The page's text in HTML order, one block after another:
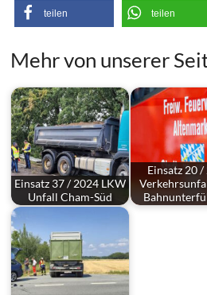
teilen teilen
Mehr von unserer
Einsatz 37 / 2024 LKW
Unfall Cham-Süd
Einsatz 20